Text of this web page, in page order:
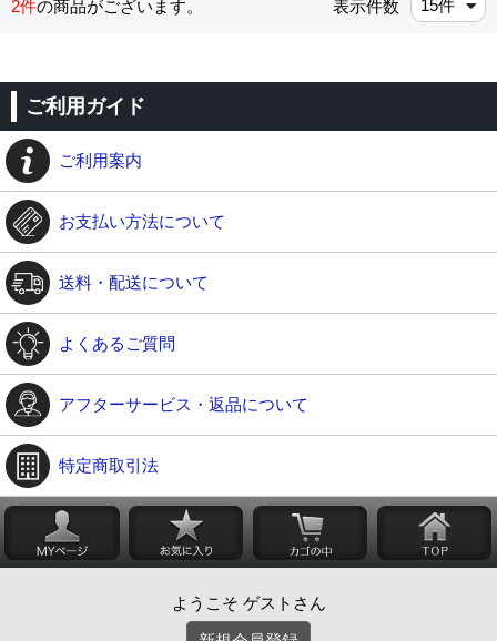
2件の商品がございます。 表示件数
ご利用ガイド
ご利用案内
お支払い方法について
送料・配送について
よくあるご質問
アフターサービス・返品について
特定商取引法
ようこそ ゲストさん